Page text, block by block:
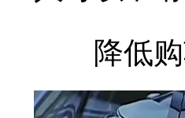
降低购